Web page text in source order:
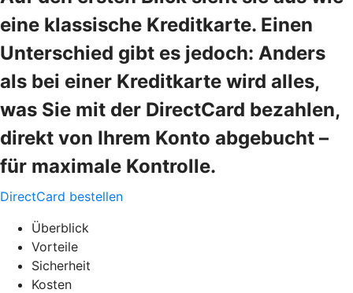
eine klassische Kreditkarte. Einen
Unterschied gibt es jedoch: Anders
als bei einer Kreditkarte wird alles,
was Sie mit der DirectCard bezahlen,
direkt von Ihrem Konto abgebucht –
für maximale Kontrolle.
DirectCard bestellen
Überblick
Vorteile
Sicherheit
Kosten